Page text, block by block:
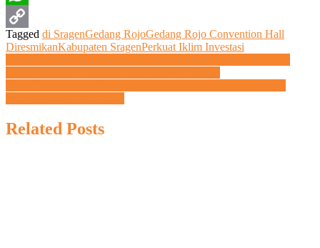
WhatsApp
Copy
Tagged di SragenGedang RojoGedang Rojo Convention Hall
DiresmikanKabupaten SragenPerkuat Iklim Investasi
Navigasi
pos
Related Posts